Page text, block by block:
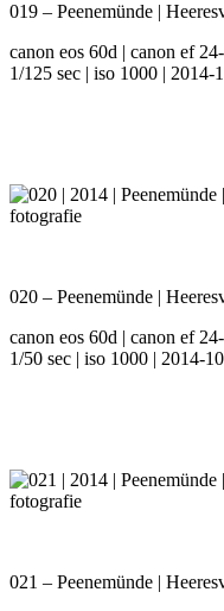
019 – Peenemünde |
canon eos 60d | canon ef
1/125 sec | iso 1000 | 2014-
020 – Peenemünde |
canon eos 60d | canon ef
1/50 sec | iso 1000 | 2014-
021 – Peenemünde |